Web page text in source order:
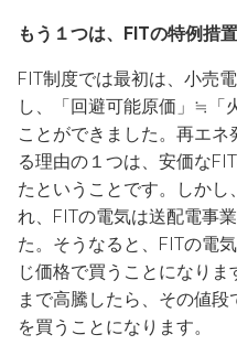
もう１つは、FITの特例措
FIT制度では最初は、小売
し、「回避可能原価」≒「
ことができました。再エ
る理由の１つは、安価な
たということです。しかし
れ、FITの電気は送配電事
た。そうなると、FITの電
じ価格で買うことになり
まで高騰したら、その値
を買うことになります。